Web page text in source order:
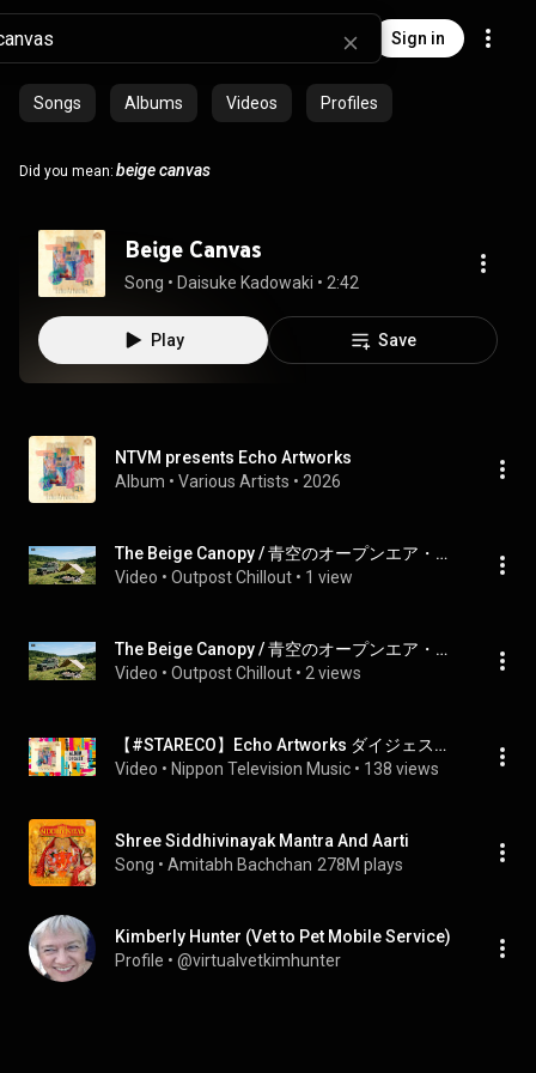
Sign in
Songs Albums Videos Profiles
Did you mean: beige canvas
Beige Canvas
Song • Daisuke Kadowaki • 2:42
Play Save
NTVM presents Echo Artworks
Album • Various Artists • 2026
The Beige Canopy / 青空のオープンエア・ランチ 〜そよ風に揺れる大草原とマンドリンの調べ〜 | Solo Camping ASMR & Relaxing BGM
Video • Outpost Chillout • 1 view
The Beige Canopy / 青空のオープンエア・ランチ 〜そよ風に揺れる大草原とマンドリンの調べ〜 | Acoustic BGM for Camp & Drive
Video • Outpost Chillout • 2 views
【#STARECO】Echo Artworks ダイジェスト版
Video • Nippon Television Music • 138 views
Shree Siddhivinayak Mantra And Aarti
Song • Amitabh Bachchan 278M plays
Kimberly Hunter (Vet to Pet Mobile Service)
Profile • @virtualvetkimhunter